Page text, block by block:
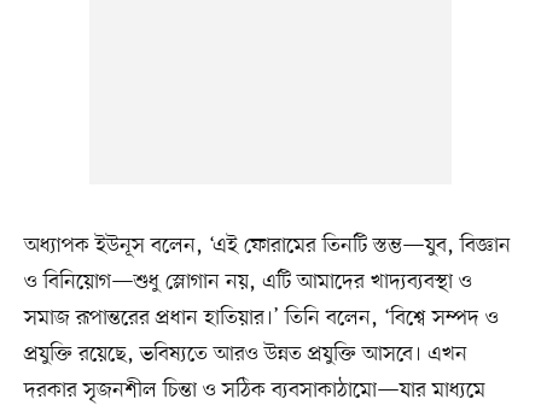
অধ্যাপক ইউনূস বলেন, ‘এই ফোরামের তিনটি স্তম্ভ—যুব, বিজ্ঞান
ও বিনিয়োগ—শুধু স্লোগান নয়, এটি আমাদের খাদ্যব্যবস্থা ও
সমাজ রূপান্তরের প্রধান হাতিয়ার।’ তিনি বলেন, ‘বিশ্বে সম্পদ ও
প্রযুক্তি রয়েছে, ভবিষ্যতে আরও উন্নত প্রযুক্তি আসবে। এখন
দরকার সৃজনশীল চিন্তা ও সঠিক ব্যবসাকাঠামো—যার মাধ্যমে